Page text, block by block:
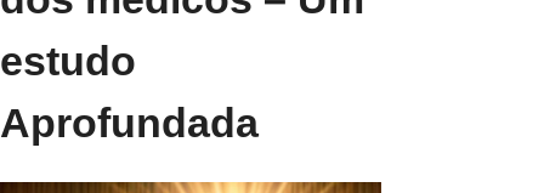
estudo
Aprofundada